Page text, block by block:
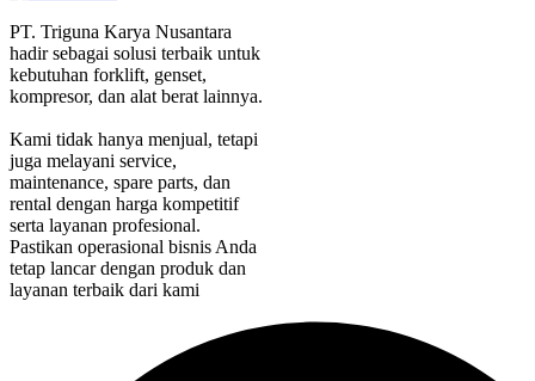
PT. Triguna Karya Nusantara
hadir sebagai solusi terbaik untuk
kebutuhan forklift, genset,
kompresor, dan alat berat lainnya.
Kami tidak hanya menjual, tetapi
juga melayani service,
maintenance, spare parts, dan
rental dengan harga kompetitif
serta layanan profesional.
Pastikan operasional bisnis Anda
tetap lancar dengan produk dan
layanan terbaik dari kami